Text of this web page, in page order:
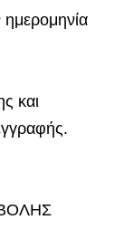
ημερομηνία
και